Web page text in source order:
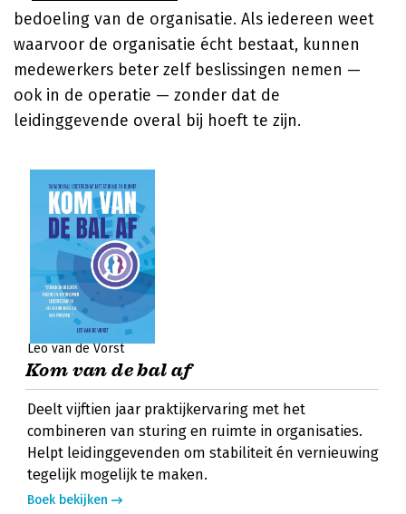
bedoeling van de organisatie. Als iedereen weet
waarvoor de organisatie écht bestaat, kunnen
medewerkers beter zelf beslissingen nemen —
ook in de operatie — zonder dat de
leidinggevende overal bij hoeft te zijn.
Leo van de Vorst
Kom van de bal af
Deelt vijftien jaar praktijkervaring met het
combineren van sturing en ruimte in organisaties.
Helpt leidinggevenden om stabiliteit én vernieuwing
tegelijk mogelijk te maken.
Boek bekijken